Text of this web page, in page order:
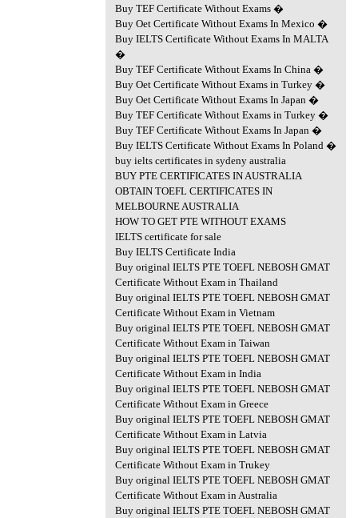
Buy TEF Certificate Without Exams �
Buy Oet Certificate Without Exams In Mexico �
Buy IELTS Certificate Without Exams In MALTA
�
Buy TEF Certificate Without Exams In China �
Buy Oet Certificate Without Exams in Turkey �
Buy Oet Certificate Without Exams In Japan �
Buy TEF Certificate Without Exams in Turkey �
Buy TEF Certificate Without Exams In Japan �
Buy IELTS Certificate Without Exams In Poland �
buy ielts certificates in sydeny australia
BUY PTE CERTIFICATES IN AUSTRALIA
OBTAIN TOEFL CERTIFICATES IN
MELBOURNE AUSTRALIA
HOW TO GET PTE WITHOUT EXAMS
IELTS certificate for sale
Buy IELTS Certificate India
Buy original IELTS PTE TOEFL NEBOSH GMAT
Certificate Without Exam in Thailand
Buy original IELTS PTE TOEFL NEBOSH GMAT
Certificate Without Exam in Vietnam
Buy original IELTS PTE TOEFL NEBOSH GMAT
Certificate Without Exam in Taiwan
Buy original IELTS PTE TOEFL NEBOSH GMAT
Certificate Without Exam in India
Buy original IELTS PTE TOEFL NEBOSH GMAT
Certificate Without Exam in Greece
Buy original IELTS PTE TOEFL NEBOSH GMAT
Certificate Without Exam in Latvia
Buy original IELTS PTE TOEFL NEBOSH GMAT
Certificate Without Exam in Trukey
Buy original IELTS PTE TOEFL NEBOSH GMAT
Certificate Without Exam in Australia
Buy original IELTS PTE TOEFL NEBOSH GMAT